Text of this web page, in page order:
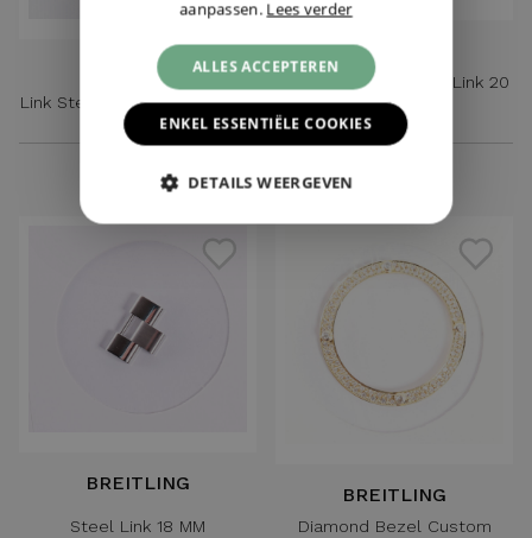
BREITLING
Link Steel Yellow Gold 16 MM
€ 175,-
BREITLING
Matt Stainless Steel Link 20
MM
€ 110,-
BREITLING
Steel Link 18 MM
BREITLING
Diamond Bezel Custom
aanpassen. Lees verder
ALLES ACCEPTEREN
ENKEL ESSENTIËLE COOKIES
DETAILS WEERGEVEN